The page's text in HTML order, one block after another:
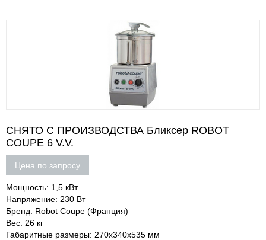
СНЯТО С ПРОИЗВОДСТВА Бликсер ROBOT
COUPE 6 V.V.
Цена по запросу
Мощность: 1,5 кВт
Напряжение: 230 Вт
Бренд: Robot Coupe (Франция)
Вес: 26 кг
Габаритные размеры: 270х340х535 мм